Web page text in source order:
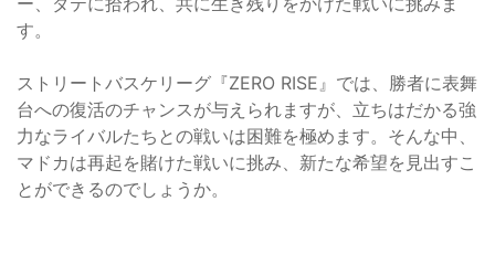
す。
ストリートバスケリーグ『ZERO RISE』では、勝者に表舞
台への復活のチャンスが与えられますが、立ちはだかる強
力なライバルたちとの戦いは困難を極めます。そんな中、
マドカは再起を賭けた戦いに挑み、新たな希望を見出すこ
とができるのでしょうか。